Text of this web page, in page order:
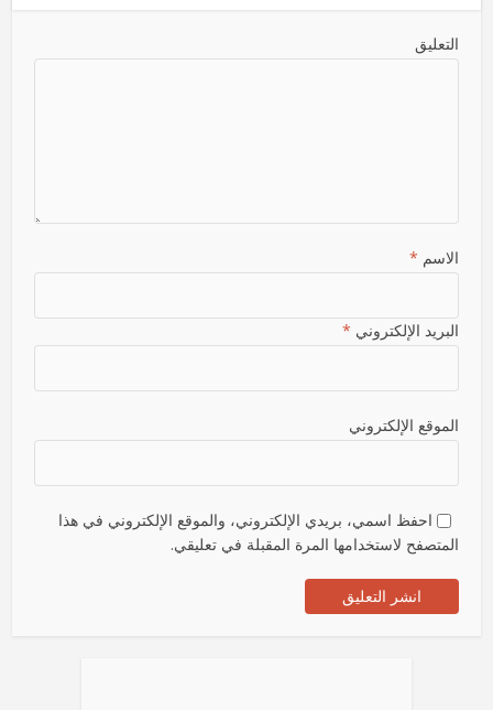
التعليق
الاسم *
البريد الإلكتروني *
الموقع الإلكتروني
احفظ اسمي، بريدي الإلكتروني، والموقع الإلكتروني في هذا
المتصفح لاستخدامها المرة المقبلة في تعليقي.